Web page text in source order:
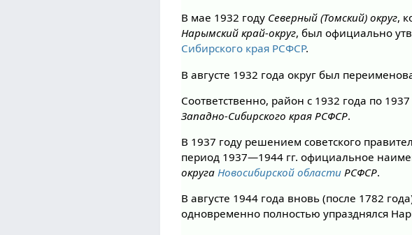
В мае 1932 году Северный (Томский) округ,
Нарымский край-округ, был официально
Сибирского края РСФСР.
В августе 1932 года округ был
Соответственно, район с 1932 года по
Западно-Сибирского края РСФСР.
В 1937 году решением советского
период 1937—1944 гг. официальное
округа Новосибирской области РСФСР.
В августе 1944 года вновь (после 1782
одновременно полностью упразднялся